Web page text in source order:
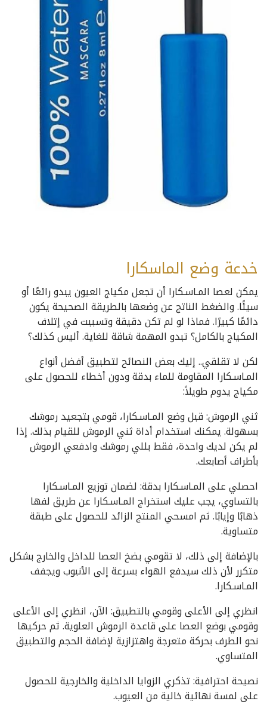
خدعة وضع الماسكارا
يمكن لعصا المـاسـكارا أن تجعل مكياج العيون يبدو رائعًا أو
سيئًا. والضغط الناتج عن وضعها بالطريقة الصحيحة يكون
دائمًا كبيرًا. فماذا لو لم تكن دقيقة وتسببت في إتلاف
المكياج بالكامل؟ تبدو المهمة شاقة للغاية. أليس كذلك؟
لكن لا تقلقي.. إليك بعض النصائح لتطبيق أفضل أنواع
المـاسـكارا المقاومة للماء بدقة ودون أخطاء للحصول على
مكياج يدوم طويلاً:
ثني الرموش: قبل وضع المـاسـكارا، قومي بتجعيد رموشك
بسهولة. يمكنك استخدام أداة ثني الرموش للقيام بذلك. إذا
لم يكن لديك واحدة، فقط بللي رموشك وادفعي الرموش
بأطراف أصابعك.
احصلي على المـاسـكارا بدقة: لضمان توزيع المـاسـكارا
بالتساوي، يجب عليك استخراج المـاسـكارا عن طريق لفها
ذهابًا وإيابًا. ثم امسحي المنتج الزائد للحصول على طبقة
متساوية.
بالإضافة إلى ذلك، لا تقومي بضخ العصا للداخل والخارج بشكل
متكرر لأن ذلك سيدفع الهواء بسرعة إلى الأنبوب ويجفف
المـاسـكارا.
انظري إلى الأعلى وقومي بالتطبيق: الآن، انظري إلى الأعلى
وقومي بوضع العصا على قاعدة الرموش العلوية. ثم حركيها
نحو الطرف بحركة متعرجة واهتزازية لإضافة الحجم والتطبيق
المتساوي.
نصيحة احترافية: تذكري الزوايا الداخلية والخارجية للحصول
على لمسة نهائية خالية من العيوب.